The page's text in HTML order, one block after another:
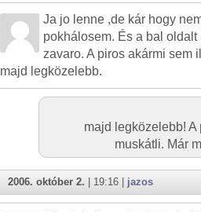
Ja jo lenne ,de kár hogy
pokhálosem. És a bal
zavaro. A piros akármi sem
majd legközelebb.
majd legközelebb!
muskátli. Már
2006. október 2. | 19:16 | jazos